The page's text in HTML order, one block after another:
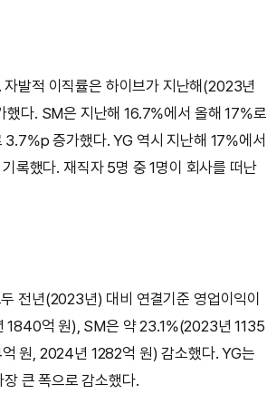
발적 이직률은 하이브가 지난해(2023년
다. SM은 지난해 16.7%에서 올해 17%로
증가했다. YG 역시 지난해 17%에서
록했다. 재직자 5명 중 1명이 회사를 떠난
전년(2023년) 대비 연결기준 영업이익이
억 원), SM은 약 23.1%(2023년 1135
원, 2024년 1282억 원) 감소했다. YG는
큰 폭으로 감소했다.